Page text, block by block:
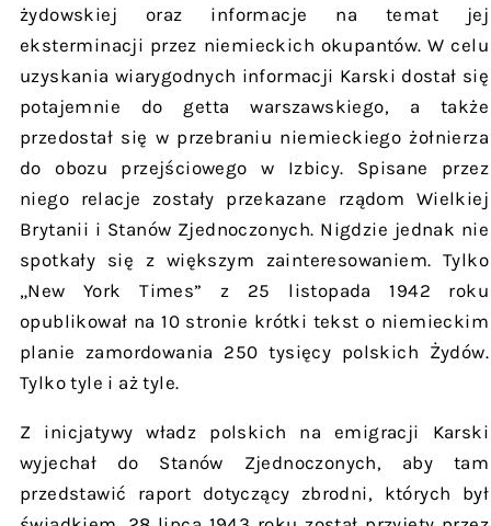
żydowskiej oraz informacje na temat jej
eksterminacji przez niemieckich okupantów. W celu
uzyskania wiarygodnych informacji Karski dostał się
potajemnie do getta warszawskiego, a także
przedostał się w przebraniu niemieckiego żołnierza
do obozu przejściowego w Izbicy. Spisane przez
niego relacje zostały przekazane rządom Wielkiej
Brytanii i Stanów Zjednoczonych. Nigdzie jednak nie
spotkały się z większym zainteresowaniem. Tylko
„New York Times” z 25 listopada 1942 roku
opublikował na 10 stronie krótki tekst o niemieckim
planie zamordowania 250 tysięcy polskich Żydów.
Tylko tyle i aż tyle.
Z inicjatywy władz polskich na emigracji Karski
wyjechał do Stanów Zjednoczonych, aby tam
przedstawić raport dotyczący zbrodni, których był